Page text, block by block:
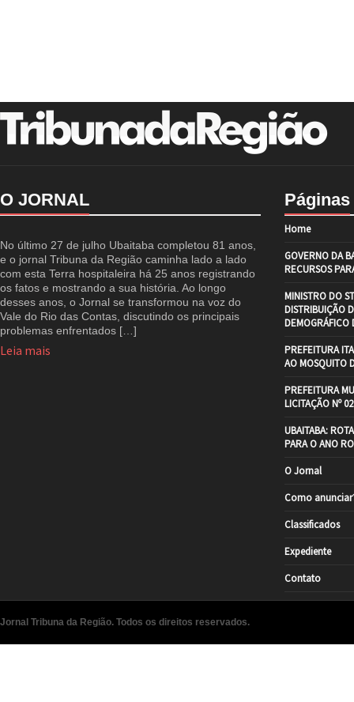
O JORNAL
No último 27 de julho Ubaitaba completou 81 anos,
e o jornal Tribuna da Região caminha lado a lado
com esta Terra hospitaleira há 25 anos registrando
os fatos e mostrando a sua história. Ao longo
desses anos, o Jornal se transformou na voz do
Vale do Rio das Contas, discutindo os principais
problemas enfrentados […]
Leia mais
Páginas
Home
GOVERNO DA
RECURSOS
MINISTRO DO
DISTRIBUIÇÃO
DEMOGRÁFICO
PREFEITURA
AO MOSQUITO
PREFEITURA
LICITAÇÃO Nº
UBAITABA:
PARA O ANO
O Jornal
Como
Classificados
Expediente
Contato
Jornal Tribuna da Região. Todos os direitos reservados.